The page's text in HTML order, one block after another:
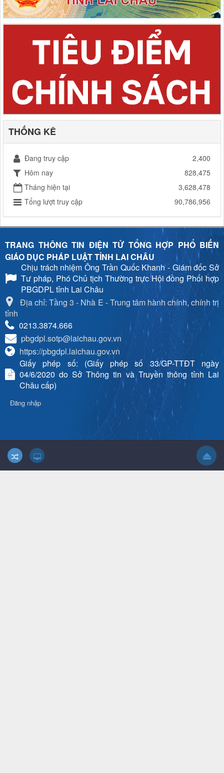
THỐNG KÊ
Đang truy cập
2,400
Hôm nay
828,475
Tháng hiện tại
3,628,478
Tổng lượt truy cập
90,786,956
TRANG THÔNG TIN ĐIỆN TỬ TỔNG HỢP PHỔ BIẾN
GIÁO DỤC PHÁP LUẬT TỈNH LAI CHÂU
Chịu trách nhiệmÔng Trần Quốc Khanh - Giám đốc Sở
Tư pháp, Phó Chủ tịch Thường trực Hội đồng Phối hợp
PBGDPL tỉnh Lai Châu
Địa chỉ: Tầng 3 - Nhà E - Trung tâm hành chính, chính trị
tỉnh
0213.3874.666
pbgdpl.sotp@laichau.gov.vn
https://pbgdpl.laichau.gov.vn
Giấy phép số: (Giấy phép số 33/GP-TTĐT ngày
04/6/2020 do Sở Thông tin và Truyền thông tỉnh Lai
Châu cấp)
Đăng nhập